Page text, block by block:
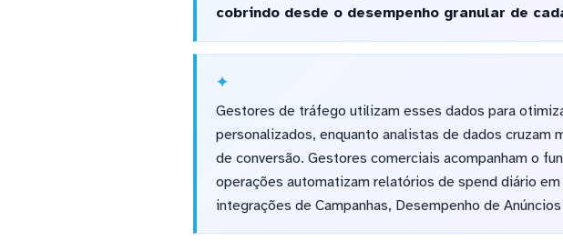
cobrindo desde o desempenho granular de
Gestores de tráfego utilizam esses dados para
personalizados, enquanto analistas de dados cruzam
de conversão. Gestores comerciais acompanham o
operações automatizam relatórios de spend diário
integrações de Campanhas, Desempenho de